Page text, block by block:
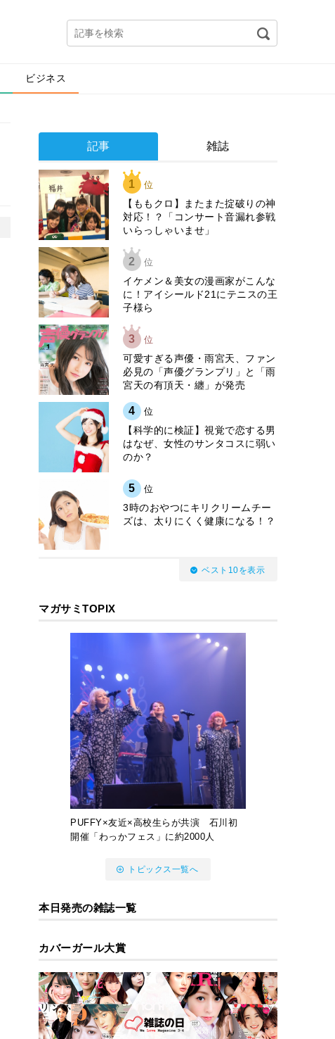
ビジネス
記事 雑誌
1 位
【ももクロ】またまた掟破りの神
対応！？「コンサート音漏れ参戦
いらっしゃいませ」
2 位
イケメン＆美女の漫画家がこんな
に！アイシールド21にテニスの王
子様ら
3 位
可愛すぎる声優・雨宮天、ファン
必見の「声優グランプリ」と「雨
宮天の有頂天・纏」が発売
4 位
【科学的に検証】視覚で恋する男
はなぜ、女性のサンタコスに弱い
のか？
5 位
3時のおやつにキリクリームチー
ズは、太りにくく健康になる！？
ベスト10を表示
マガサミTOPIX
PUFFY×友近×高校生らが共演 石川初
開催「わっかフェス」に約2000人
トピックス一覧へ
本日発売の雑誌一覧
カバーガール大賞